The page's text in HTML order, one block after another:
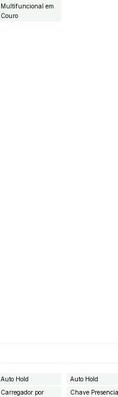
Multifuncional em
Couro
Auto Hold
Carregador por
Auto Hold
Chave